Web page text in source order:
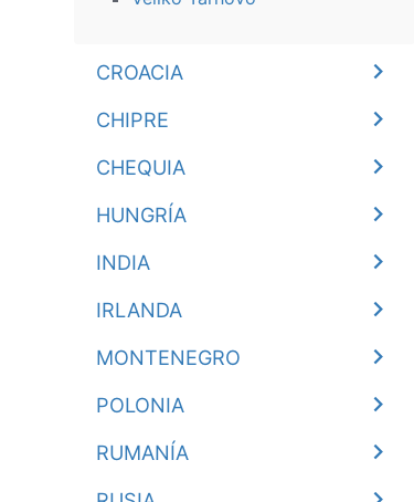
CROACIA
CHIPRE
CHEQUIA
HUNGRÍA
INDIA
IRLANDA
MONTENEGRO
POLONIA
RUMANÍA